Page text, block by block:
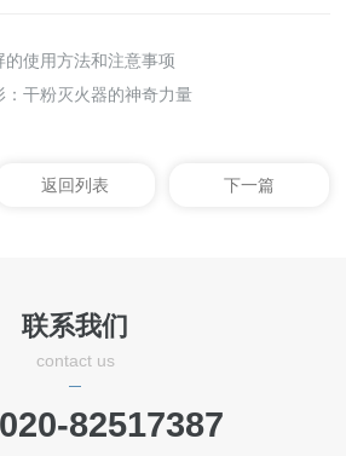
的使用方法和注意事项
：干粉灭火器的神奇力量
返回列表 下一篇
联系我们
contact us
82517387